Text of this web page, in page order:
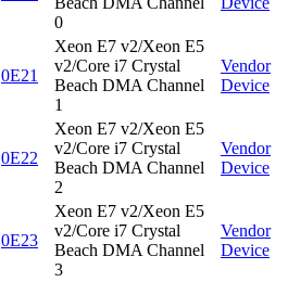
0
0E21
Xeon E7 v2/Xeon E5
v2/Core i7 Crystal
Beach DMA Channel
1
Vendor
Device
0E22
Xeon E7 v2/Xeon E5
v2/Core i7 Crystal
Beach DMA Channel
2
Vendor
Device
0E23
Xeon E7 v2/Xeon E5
v2/Core i7 Crystal
Beach DMA Channel
3
Vendor
Device